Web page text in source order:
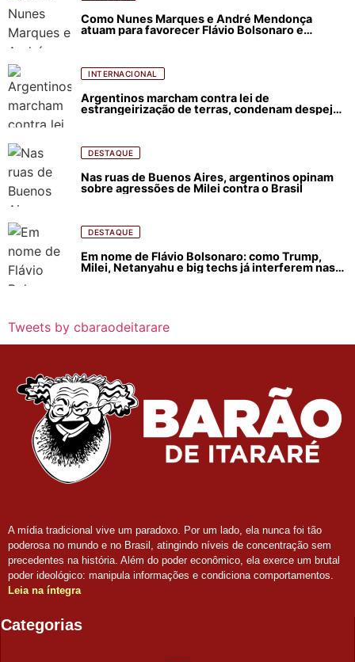
Como Nunes Marques e André Mendonça
atuam para favorecer Flávio Bolsonaro e
INTERNACIONAL
Argentinos marcham contra lei de
estrangeirização de terras, condenam despejos
DESTAQUE
Nas ruas de Buenos Aires, argentinos opinam
sobre agressões de Milei contra o Brasil
DESTAQUE
Em nome de Flávio Bolsonaro: como Trump,
Milei, Netanyahu e big techs já interferem nas
Tweets by cbaraodeitarare
A mídia tradicional vive um paradoxo. Por um lado, ela nunca foi tão
poderosa no mundo e no Brasil, atingindo níveis de concentração sem
precedentes na história. Além do poder econômico, ela exerce um brutal
poder ideológico: manipula informações e condiciona comportamentos.
Leia na íntegra
Categorias